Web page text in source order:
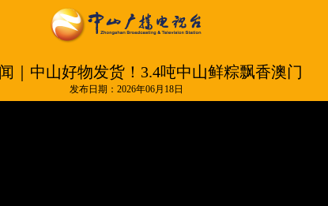
｜中山好物发货！3.4吨中山鲜粽飘香澳门
发布日期：2026年06月18日